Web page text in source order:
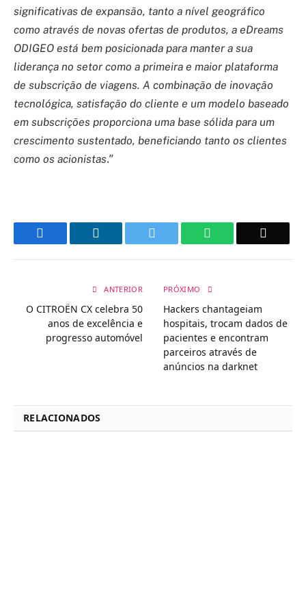
significativas de expansão, tanto a nível geográfico
como através de novas ofertas de produtos, a eDreams
ODIGEO está bem posicionada para manter a sua
liderança no setor como a primeira e maior plataforma
de subscrição de viagens. A combinação de inovação
tecnológica, satisfação do cliente e um modelo baseado
em subscrições proporciona uma base sólida para um
crescimento sustentado, beneficiando tanto os clientes
como os acionistas.”
WhatsApp
ANTERIOR
O CITROËN CX celebra 50
anos de excelência e
progresso automóvel
PRÓXIMO
Hackers chantageiam
hospitais, trocam dados de
pacientes e encontram
parceiros através de
anúncios na darknet
RELACIONADOS